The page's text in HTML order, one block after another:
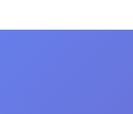
Panneau de gestion